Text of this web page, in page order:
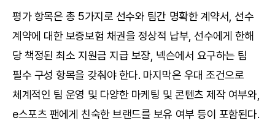
평가 항목은 총 5가지로 선수와 팀간 명확한 계약서, 선수
계약에 대한 보증보험 채권을 정상적 납부, 선수에게 한해
당 책정된 최소 지원금 지급 보장, 넥슨에서 요구하는 팀
필수 구성 항목을 갖춰야 한다. 마지막은 우대 조건으로
체계적인 팀 운영 및 다양한 마케팅 및 콘텐츠 제작 여부와,
e스포츠 팬에게 친숙한 브랜드를 보유 여부 등이 포함된다.